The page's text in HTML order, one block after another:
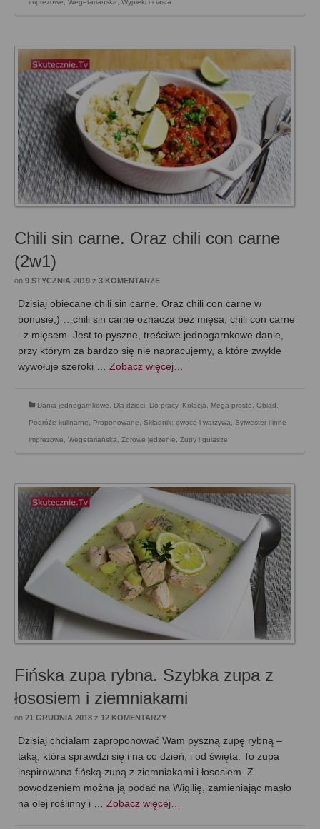
imprezowe, Wegetariańska, Wypieki i ciasta
Chili sin carne. Oraz chili con carne
(2w1)
on 9 STYCZNIA 2019 z 3 KOMENTARZE
Dzisiaj obiecane chili sin carne. Oraz chili con carne w
bonusie;) …chili sin carne oznacza bez mięsa, chili con carne
–z mięsem. Jest to pyszne, treściwe jednogarnkowe danie,
przy którym za bardzo się nie napracujemy, a które zwykle
wywołuje szeroki … Zobacz więcej…
Dania jednogarnkowe Dla dzieci Do pracy, Kolacja Mega proste Obiad
Podróże kulinarne Proponowane Składnik: owoce i warzywa Sylwester i inne
imprezowe Wegetariańska Zdrowe jedzenie Zupy i gulasze
Fińska zupa rybna. Szybka zupa z
łososiem i ziemniakami
on 21 GRUDNIA 2018 z 12 KOMENTARZY
Dzisiaj chciałam zaproponować Wam pyszną zupę rybną –
taką, która sprawdzi się i na co dzień, i od święta. To zupa
inspirowana fińską zupą z ziemniakami i łososiem. Z
powodzeniem można ją podać na Wigilię, zamieniając masło
na olej roślinny i … Zobacz więcej…